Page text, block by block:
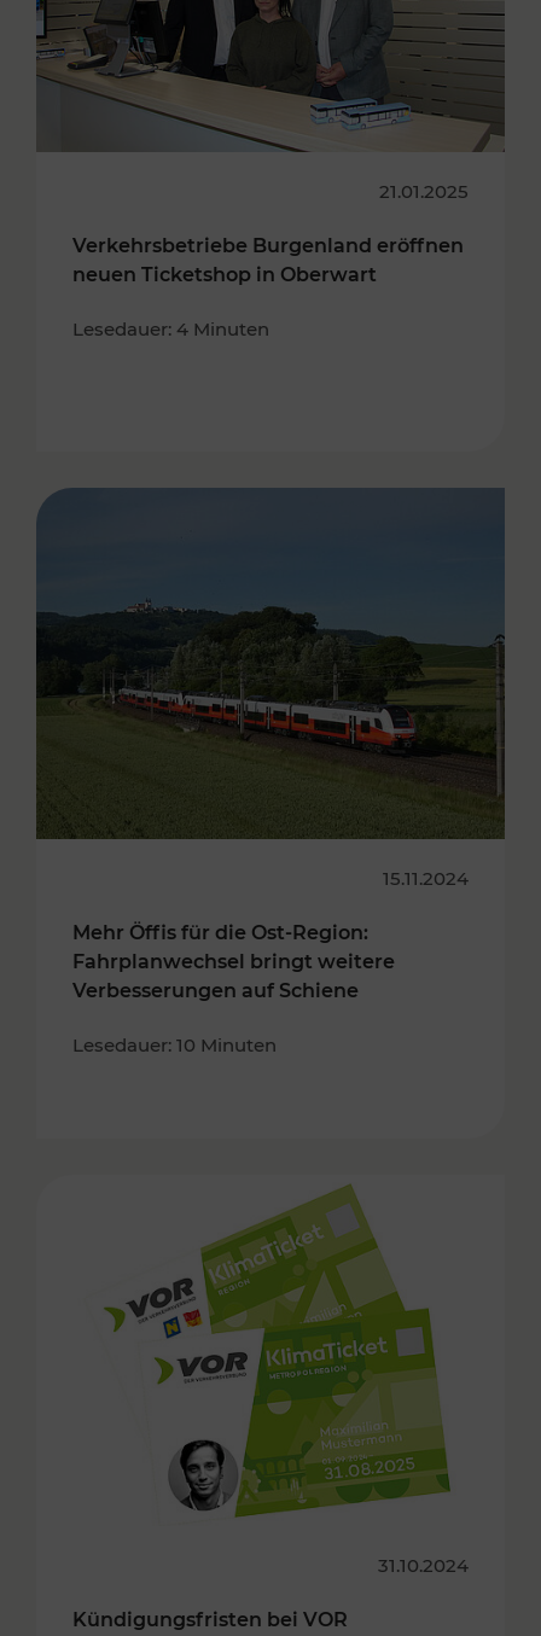
21.01.2025
Verkehrsbetriebe Burgenland eröffnen
neuen Ticketshop in Oberwart
Lesedauer: 4 Minuten
15.11.2024
Mehr Öffis für die Ost-Region:
Fahrplanwechsel bringt weitere
Verbesserungen auf Schiene
Lesedauer: 10 Minuten
31.10.2024
Kündigungsfristen bei VOR